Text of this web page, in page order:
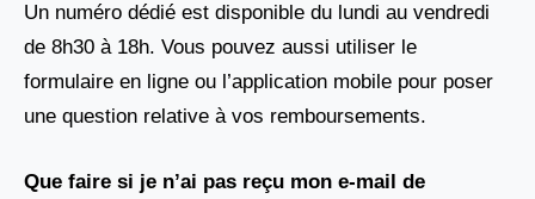
Un numéro dédié est disponible du lundi au vendredi
de 8h30 à 18h. Vous pouvez aussi utiliser le
formulaire en ligne ou l’application mobile pour poser
une question relative à vos remboursements.
Que faire si je n’ai pas reçu mon e-mail de